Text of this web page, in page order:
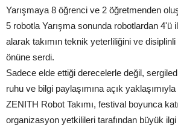
Yarışmaya 8 öğrenci ve 2 öğretmenden
5 robotla Yarışma sonunda robotlardan 4'ü
alarak takımın teknik yeterliliğini ve disiplinli
önüne serdi.
Sadece elde ettiği derecelerle değil,
ruhu ve bilgi paylaşımına açık
ZENITH Robot Takımı, festival boyunca
organizasyon yetkilileri tarafından büyük